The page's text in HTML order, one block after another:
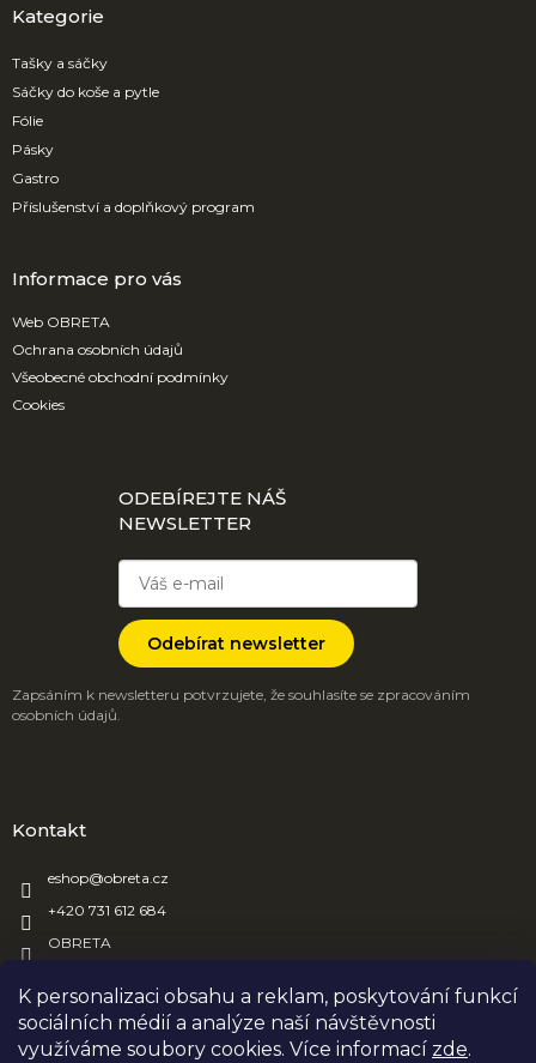
K personalizaci obsahu a reklam, poskytování funkcí
sociálních médií a analýze naší návštěvnosti
využíváme soubory cookies. Více informací zde.
aKategorie
Tašky a sáčky
Sáčky do koše a pytle
Fólie
Pásky
Gastro
Příslušenství a doplňkový program
Informace pro vás
Web OBRETA
Ochrana osobních údajů
Všeobecné obchodní podmínky
Cookies
ODEBÍREJTE NÁŠ
NEWSLETTER
Odebírat newsletter
Zapsáním k newsletteru potvrzujete, že souhlasíte se zpracováním
osobních údajů.
Kontakt
eshop@obreta.cz
+420 731 612 684
OBRETA